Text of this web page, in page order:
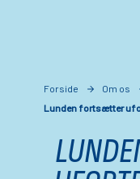
Forside Om os
Lunden fortsætter